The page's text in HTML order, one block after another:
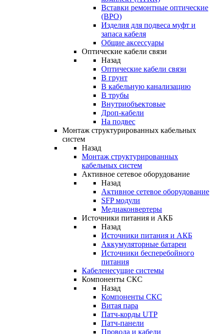
Вставки ремонтные оптические
(ВРО)
Изделия для подвеса муфт и
запаса кабеля
Общие аксессуары
Оптические кабели связи
Назад
Оптические кабели связи
В грунт
В кабельную канализацию
В трубы
Внутриобъектовые
Дроп-кабели
На подвес
Монтаж структурированных кабельных
систем
Назад
Монтаж структурированных
кабельных систем
Активное сетевое оборудование
Назад
Активное сетевое оборудование
SFP модули
Медиаконвертеры
Источники питания и АКБ
Назад
Источники питания и АКБ
Аккумуляторные батареи
Источники бесперебойного
питания
Кабеленесущие системы
Компоненты СКС
Назад
Компоненты СКС
Витая пара
Патч-корды UTP
Патч-панели
Провода и кабели